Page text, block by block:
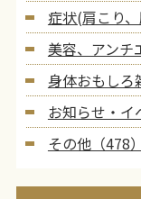
症状(肩こり
美容、アンチ
身体おもしろ
お知らせ・イ
その他（478）